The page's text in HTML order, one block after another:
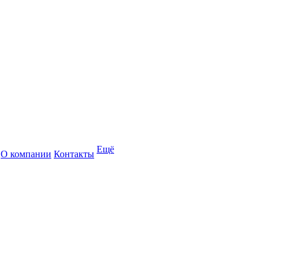
О компании Контакты Ещё